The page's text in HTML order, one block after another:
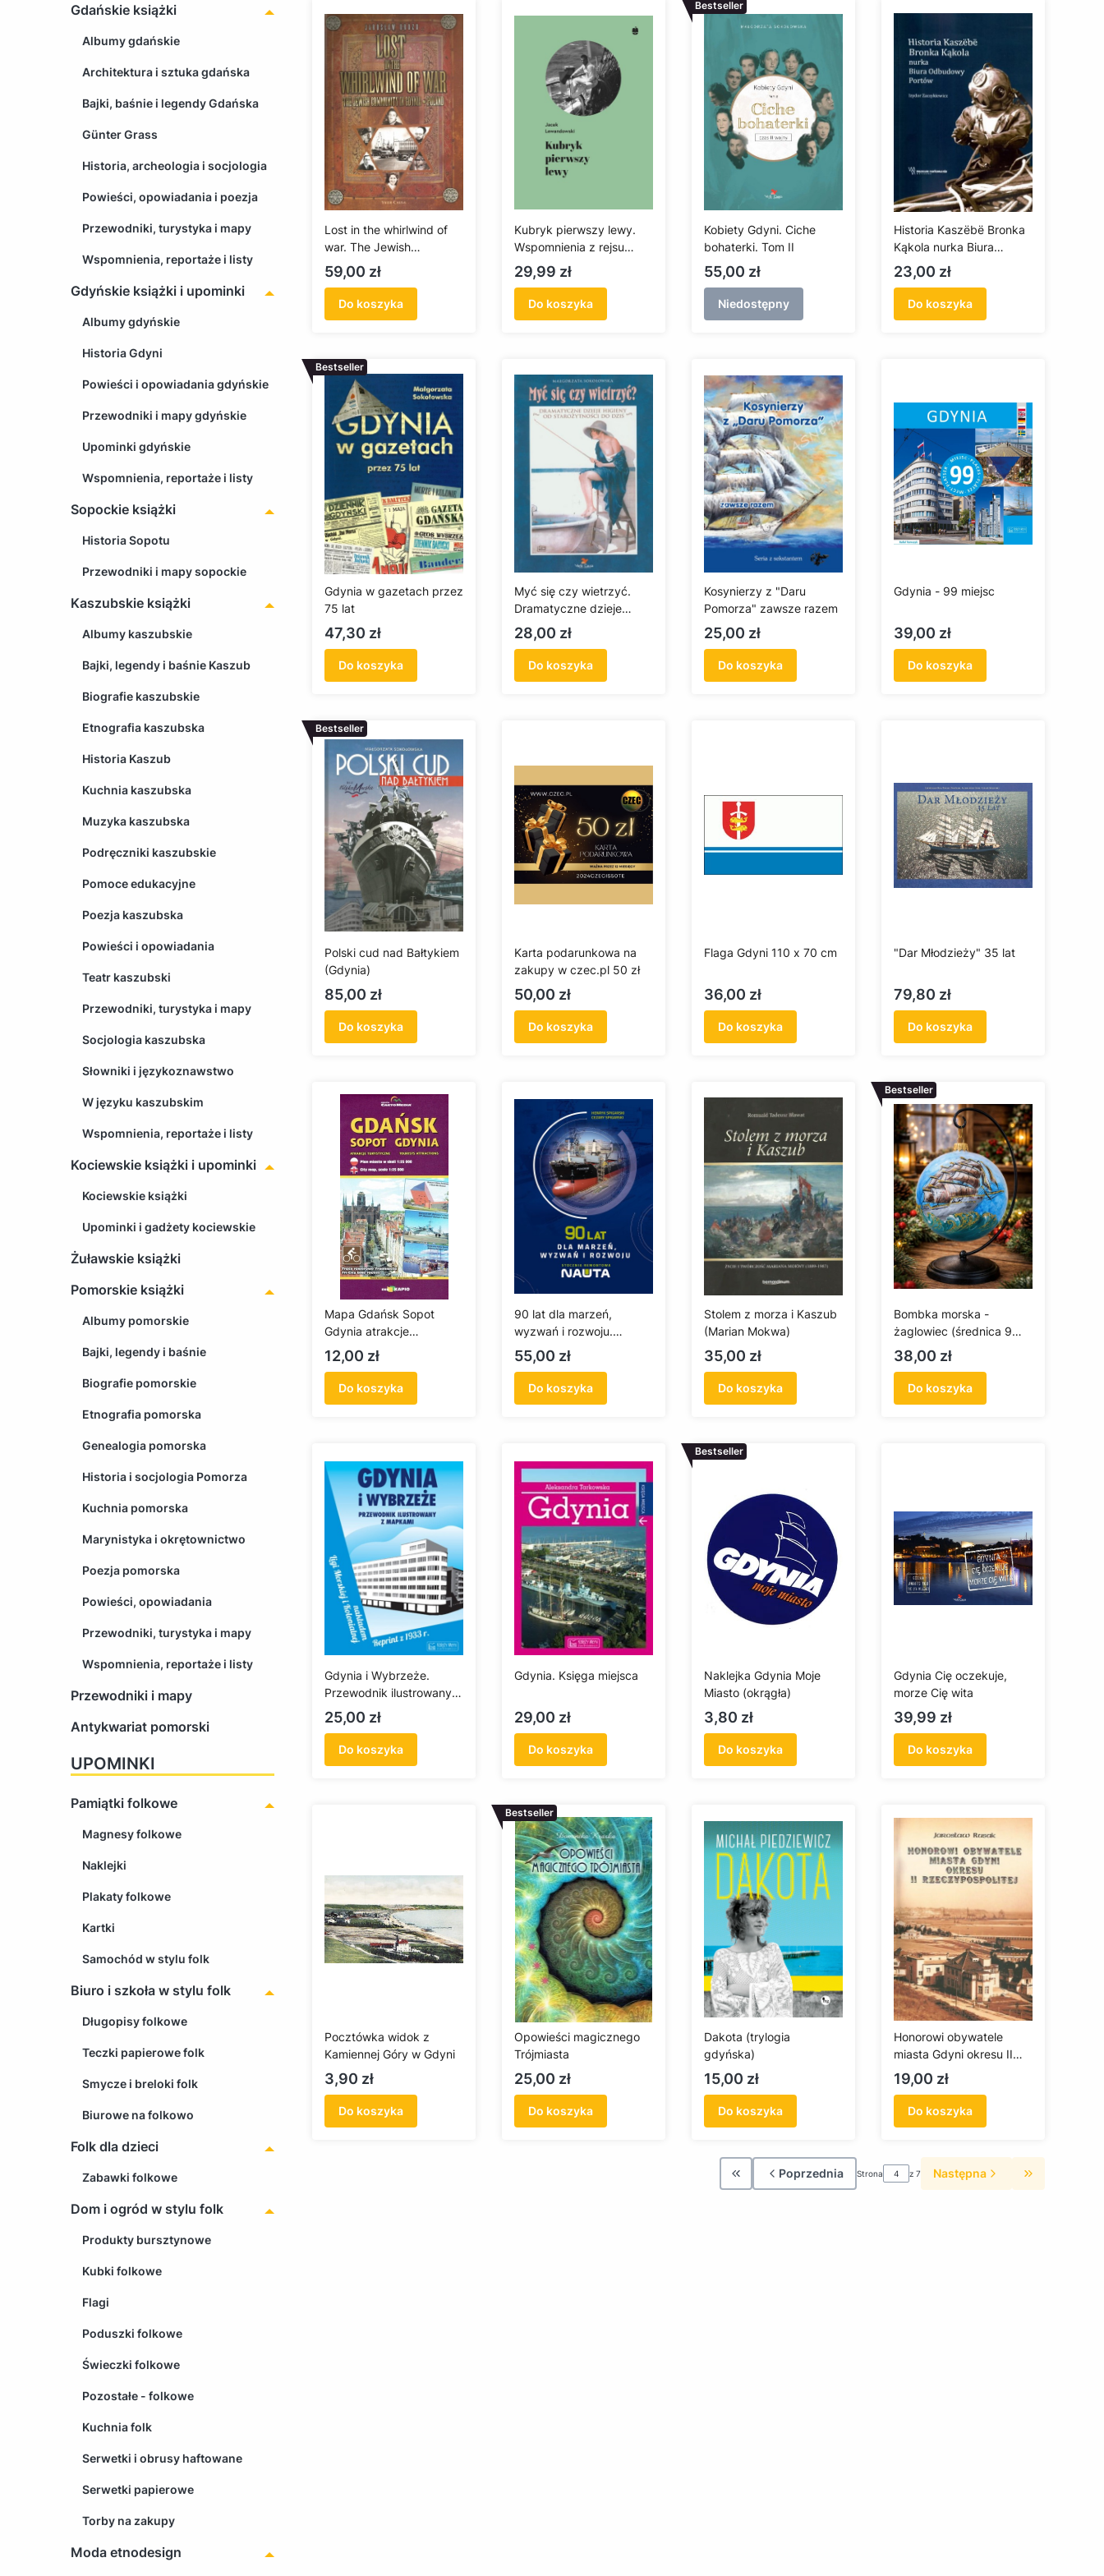
Gdańskie książki
Albumy gdańskie
Architektura i sztuka gdańska
Bajki, baśnie i legendy Gdańska
Günter Grass
Historia, archeologia i socjologia
Powieści, opowiadania i poezja
Przewodniki, turystyka i mapy
Wspomnienia, reportaże i listy
Gdyńskie książki i upominki
Albumy gdyńskie
Historia Gdyni
Powieści i opowiadania gdyńskie
Przewodniki i mapy gdyńskie
Upominki gdyńskie
Wspomnienia, reportaże i listy
Sopockie książki
Historia Sopotu
Przewodniki i mapy sopockie
Kaszubskie książki
Albumy kaszubskie
Bajki, legendy i baśnie Kaszub
Biografie kaszubskie
Etnografia kaszubska
Historia Kaszub
Kuchnia kaszubska
Muzyka kaszubska
Podręczniki kaszubskie
Pomoce edukacyjne
Poezja kaszubska
Powieści i opowiadania
Teatr kaszubski
Przewodniki, turystyka i mapy
Socjologia kaszubska
Słowniki i językoznawstwo
W języku kaszubskim
Wspomnienia, reportaże i listy
Kociewskie książki i upominki
Kociewskie książki
Upominki i gadżety kociewskie
Żuławskie książki
Pomorskie książki
Albumy pomorskie
Bajki, legendy i baśnie
Biografie pomorskie
Etnografia pomorska
Genealogia pomorska
Historia i socjologia Pomorza
Kuchnia pomorska
Marynistyka i okrętownictwo
Poezja pomorska
Powieści, opowiadania
Przewodniki, turystyka i mapy
Wspomnienia, reportaże i listy
Przewodniki i mapy
Antykwariat pomorski
UPOMINKI
Pamiątki folkowe
Magnesy folkowe
Naklejki
Plakaty folkowe
Kartki
Samochód w stylu folk
Biuro i szkoła w stylu folk
Długopisy folkowe
Teczki papierowe folk
Smycze i breloki folk
Biurowe na folkowo
Folk dla dzieci
Zabawki folkowe
Dom i ogród w stylu folk
Produkty bursztynowe
Kubki folkowe
Flagi
Poduszki folkowe
Świeczki folkowe
Pozostałe - folkowe
Kuchnia folk
Serwetki i obrusy haftowane
Serwetki papierowe
Torby na zakupy
Moda etnodesign
Lost in the whirlwind of
war. The Jewish
community in Gdynia
Cena
59,00 zł
Do koszyka
Kubryk pierwszy lewy.
Wspomnienia z rejsu
żaglowcem Dar
Młodzieży do Japonii w
1983/84 roku
Cena
29,99 zł
Do koszyka
Bestseller
Kobiety Gdyni. Ciche
bohaterki. Tom II
Cena
55,00 zł
Niedostępny
Historia Kaszëbë Bronka
Kąkola nurka Biura
Odbudowy Portów
Cena
23,00 zł
Do koszyka
Bestseller
Gdynia w gazetach przez
75 lat
Cena
47,30 zł
Do koszyka
Myć się czy wietrzyć.
Dramatyczne dzieje
higieny od starożytności
do dziś
Cena
28,00 zł
Do koszyka
Kosynierzy z "Daru
Pomorza" zawsze razem
Cena
25,00 zł
Do koszyka
Gdynia - 99 miejsc
Cena
39,00 zł
Do koszyka
Bestseller
Polski cud nad Bałtykiem
(Gdynia)
Cena
85,00 zł
Do koszyka
Karta podarunkowa na
zakupy w czec.pl 50 zł
Cena
50,00 zł
Do koszyka
Flaga Gdyni 110 x 70 cm
Cena
36,00 zł
Do koszyka
"Dar Młodzieży" 35 lat
Cena
79,80 zł
Do koszyka
Mapa Gdańsk Sopot
Gdynia atrakcje
turystyczne
Cena
12,00 zł
Do koszyka
90 lat dla marzeń,
wyzwań i rozwoju.
Stocznia Remontowa
NAUTA S.A.
Cena
55,00 zł
Do koszyka
Stolem z morza i Kaszub
(Marian Mokwa)
Cena
35,00 zł
Do koszyka
Bestseller
Bombka morska -
żaglowiec (średnica 9
cm)
Cena
38,00 zł
Do koszyka
Gdynia i Wybrzeże.
Przewodnik ilustrowany z
mapkami. Reprint z 1933
roku
Cena
25,00 zł
Do koszyka
Gdynia. Księga miejsca
Cena
29,00 zł
Do koszyka
Bestseller
Naklejka Gdynia Moje
Miasto (okrągła)
Cena
3,80 zł
Do koszyka
Gdynia Cię oczekuje,
morze Cię wita
Cena
39,99 zł
Do koszyka
Pocztówka widok z
Kamiennej Góry w Gdyni
Cena
3,90 zł
Do koszyka
Bestseller
Opowieści magicznego
Trójmiasta
Cena
25,00 zł
Do koszyka
Dakota (trylogia
gdyńska)
Cena
15,00 zł
Do koszyka
Honorowi obywatele
miasta Gdyni okresu II
Rzeczypospolitej
Cena
19,00 zł
Do koszyka
Wróć do pierwszej strony z produktami
Poprzednia Strona z 7 Następna Przejdź do